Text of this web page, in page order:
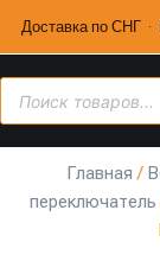
Доставка по СНГ ·
Главная /
переключатель